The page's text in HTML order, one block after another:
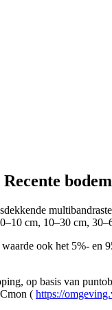
cm, 10–30 cm,
ook het 5%- en
op basis van
( https://